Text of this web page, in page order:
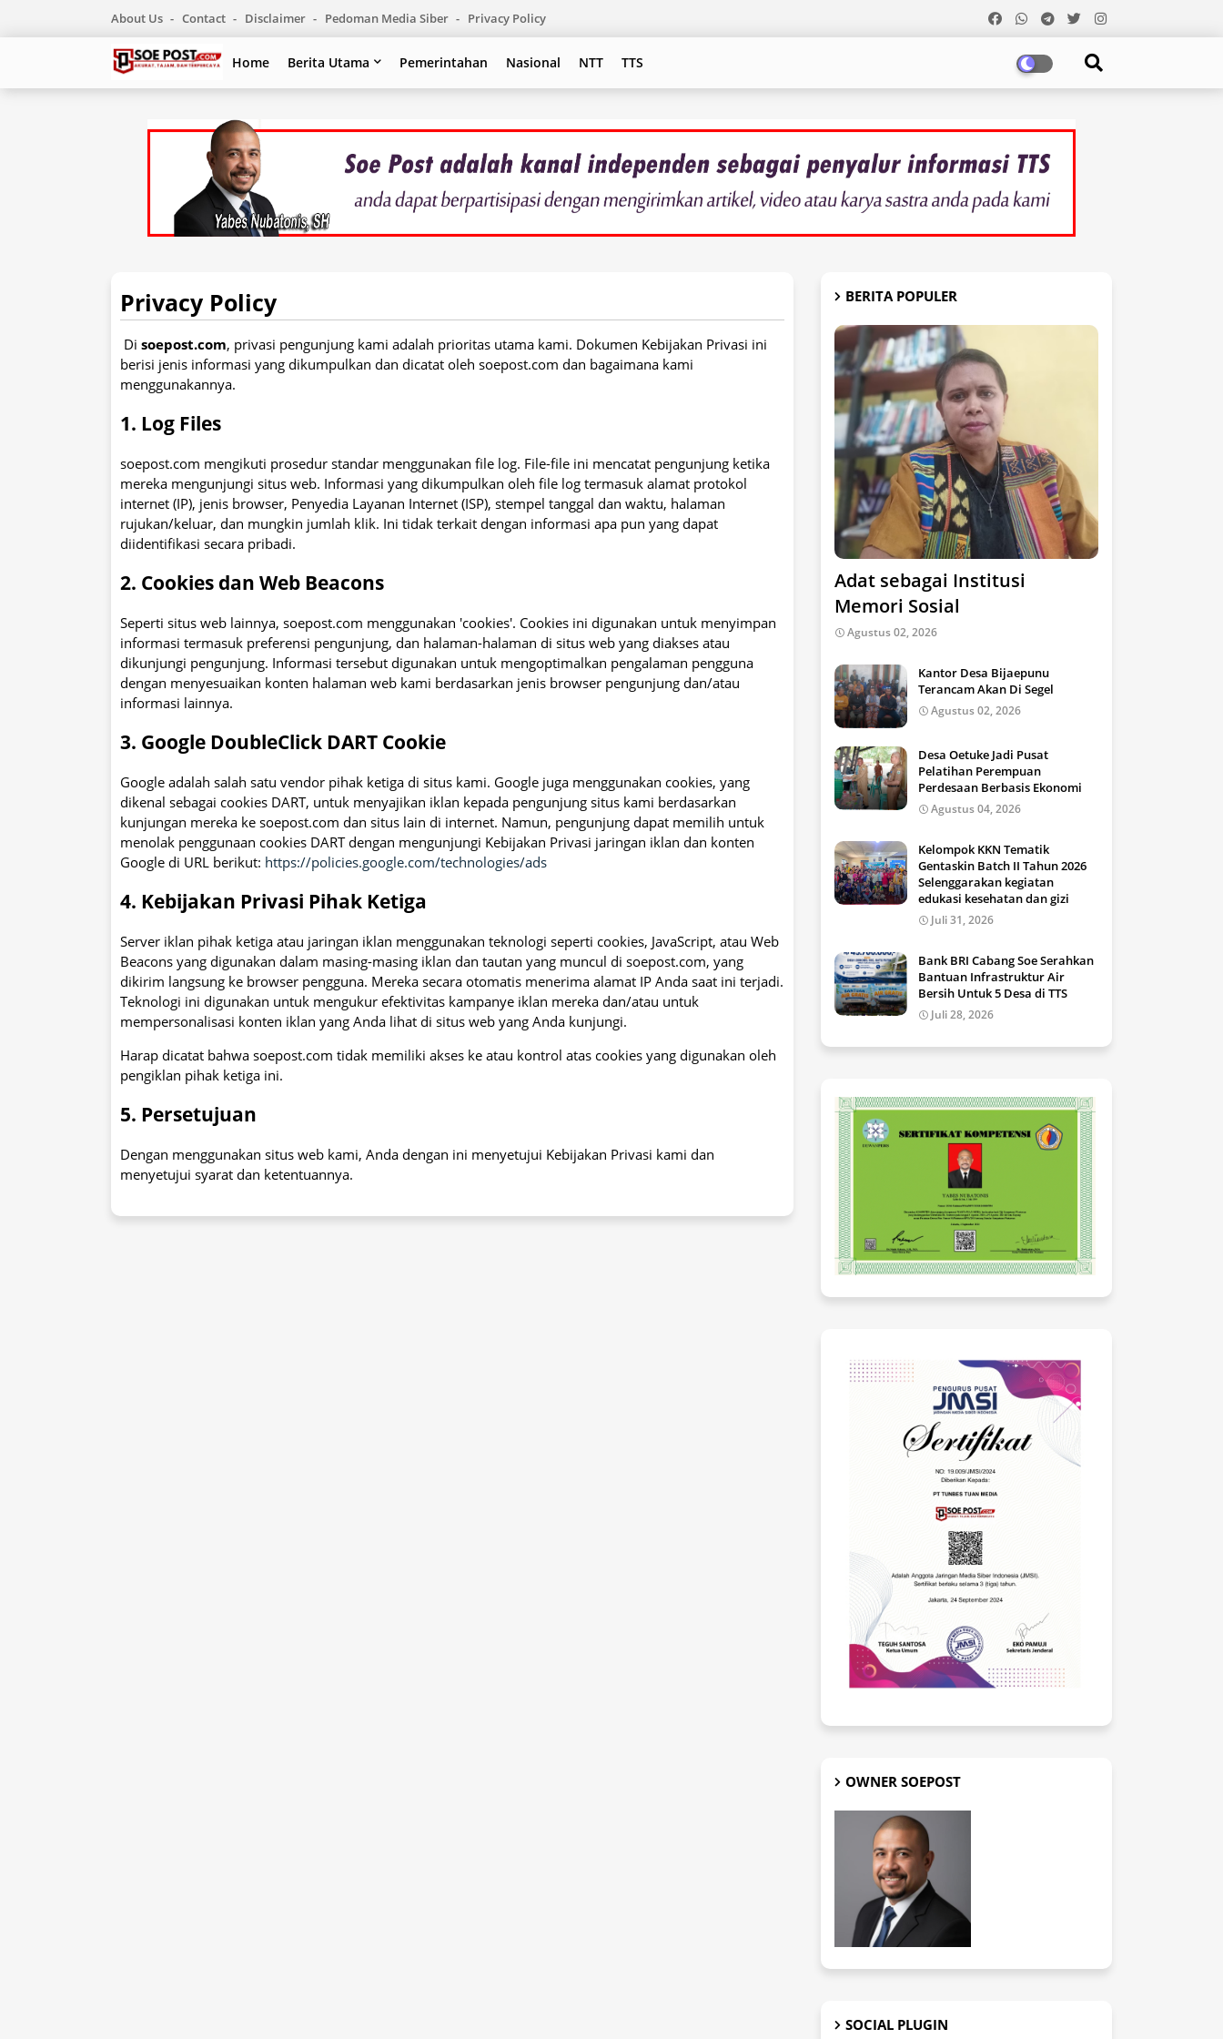
About Us Contact Disclaimer Pedoman Media Siber Privacy Policy
Home Berita Utama Pemerintahan Nasional NTT TTS
Privacy Policy
Di soepost.com, privasi pengunjung kami adalah prioritas utama kami. Dokumen Kebijakan Privasi ini
berisi jenis informasi yang dikumpulkan dan dicatat oleh soepost.com dan bagaimana kami
menggunakannya.
1. Log Files
soepost.com mengikuti prosedur standar menggunakan file log. File-file ini mencatat pengunjung ketika
mereka mengunjungi situs web. Informasi yang dikumpulkan oleh file log termasuk alamat protokol
internet (IP), jenis browser, Penyedia Layanan Internet (ISP), stempel tanggal dan waktu, halaman
rujukan/keluar, dan mungkin jumlah klik. Ini tidak terkait dengan informasi apa pun yang dapat
diidentifikasi secara pribadi.
2. Cookies dan Web Beacons
Seperti situs web lainnya, soepost.com menggunakan 'cookies'. Cookies ini digunakan untuk menyimpan
informasi termasuk preferensi pengunjung, dan halaman-halaman di situs web yang diakses atau
dikunjungi pengunjung. Informasi tersebut digunakan untuk mengoptimalkan pengalaman pengguna
dengan menyesuaikan konten halaman web kami berdasarkan jenis browser pengunjung dan/atau
informasi lainnya.
3. Google DoubleClick DART Cookie
Google adalah salah satu vendor pihak ketiga di situs kami. Google juga menggunakan cookies, yang
dikenal sebagai cookies DART, untuk menyajikan iklan kepada pengunjung situs kami berdasarkan
kunjungan mereka ke soepost.com dan situs lain di internet. Namun, pengunjung dapat memilih untuk
menolak penggunaan cookies DART dengan mengunjungi Kebijakan Privasi jaringan iklan dan konten
Google di URL berikut: https://policies.google.com/technologies/ads
4. Kebijakan Privasi Pihak Ketiga
Server iklan pihak ketiga atau jaringan iklan menggunakan teknologi seperti cookies, JavaScript, atau Web
Beacons yang digunakan dalam masing-masing iklan dan tautan yang muncul di soepost.com, yang
dikirim langsung ke browser pengguna. Mereka secara otomatis menerima alamat IP Anda saat ini terjadi.
Teknologi ini digunakan untuk mengukur efektivitas kampanye iklan mereka dan/atau untuk
mempersonalisasi konten iklan yang Anda lihat di situs web yang Anda kunjungi.
Harap dicatat bahwa soepost.com tidak memiliki akses ke atau kontrol atas cookies yang digunakan oleh
pengiklan pihak ketiga ini.
5. Persetujuan
Dengan menggunakan situs web kami, Anda dengan ini menyetujui Kebijakan Privasi kami dan
menyetujui syarat dan ketentuannya.
BERITA POPULER
Adat sebagai Institusi
Memori Sosial
Agustus 02, 2026
Kantor Desa Bijaepunu
Terancam Akan Di Segel
Agustus 02, 2026
Desa Oetuke Jadi Pusat
Pelatihan Perempuan
Perdesaan Berbasis Ekonomi
Agustus 04, 2026
Kelompok KKN Tematik
Gentaskin Batch II Tahun 2026
Selenggarakan kegiatan
edukasi kesehatan dan gizi
Juli 31, 2026
Bank BRI Cabang Soe Serahkan
Bantuan Infrastruktur Air
Bersih Untuk 5 Desa di TTS
Juli 28, 2026
OWNER SOEPOST
SOCIAL PLUGIN